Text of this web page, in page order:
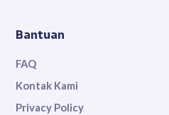
Bantuan
FAQ
Kontak Kami
Privacy Policy